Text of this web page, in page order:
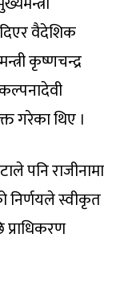
वैदेशिक
कृष्णचन्द्र
गरेका थिए ।
पनि राजीनामा
निर्णयले स्वीकृत
प्राधिकरण